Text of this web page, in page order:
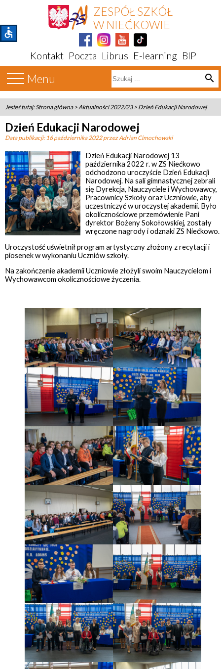
ZESPÓŁ SZKÓŁ
W NIEĆKOWIE
Kontakt Poczta Librus E-learning BIP
Menu search
Jesteś tutaj:Strona główna>Aktualności 2022/23> Dzień Edukacji Narodowej
Dzień Edukacji Narodowej
Data publikacji:16 października 2022przez Adrian Cimochowski
Dzień Edukacji Narodowej 13
października 2022 r. w ZS Niećkowo
odchodzono uroczyście Dzień Edukacji
Narodowej. Na sali gimnastycznej zebrali
się Dyrekcja, Nauczyciele i Wychowawcy,
Pracownicy Szkoły oraz Uczniowie, aby
uczestniczyć w uroczystej akademii. Było
okolicznościowe przemówienie Pani
dyrektor Bożeny Sokołowskiej, zostały
wręczone nagrody i odznaki ZS Niećkowo.
Uroczystość uświetnił program artystyczny złożony z recytacji i
piosenek w wykonaniu Uczniów szkoły.
Na zakończenie akademii Uczniowie złożyli swoim Nauczycielom i
Wychowawcom okolicznościowe życzenia.
accessible